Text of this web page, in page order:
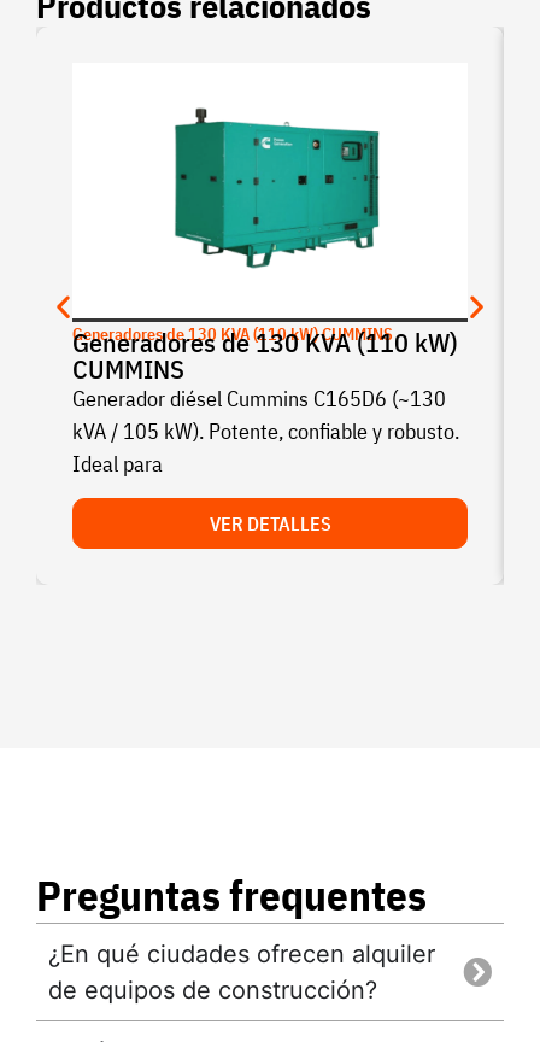
Generadores de 130 KVA (110 kW) CUMMINS
Generadores de 130 KVA (110 kW)
CUMMINS
Generador diésel Cummins C165D6 (~130
kVA / 105 kW). Potente, confiable y robusto.
Ideal para
VER DETALLES
Preguntas frequentes
¿En qué ciudades ofrecen alquiler
de equipos de construcción?